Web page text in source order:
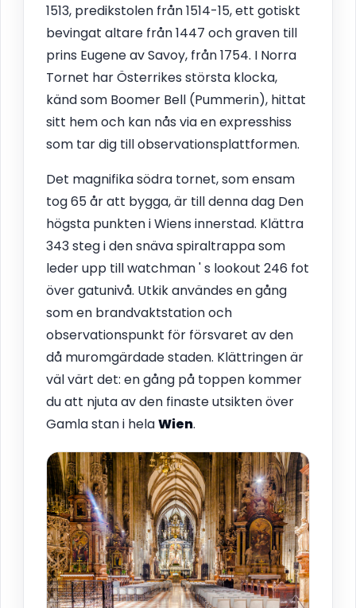
1513, predikstolen från 1514-15, ett gotiskt
bevingat altare från 1447 och graven till
prins Eugene av Savoy, från 1754. I Norra
Tornet har Österrikes största klocka,
känd som Boomer Bell (Pummerin), hittat
sitt hem och kan nås via en expresshiss
som tar dig till observationsplattformen.
Det magnifika södra tornet, som ensam
tog 65 år att bygga, är till denna dag Den
högsta punkten i Wiens innerstad. Klättra
343 steg i den snäva spiraltrappa som
leder upp till watchman ' s lookout 246 fot
över gatunivå. Utkik användes en gång
som en brandvaktstation och
observationspunkt för försvaret av den
då muromgärdade staden. Klättringen är
väl värt det: en gång på toppen kommer
du att njuta av den finaste utsikten över
Gamla stan i helaWien.